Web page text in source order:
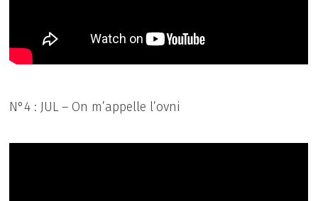
N°4 : JUL – On m’appelle l’ovni